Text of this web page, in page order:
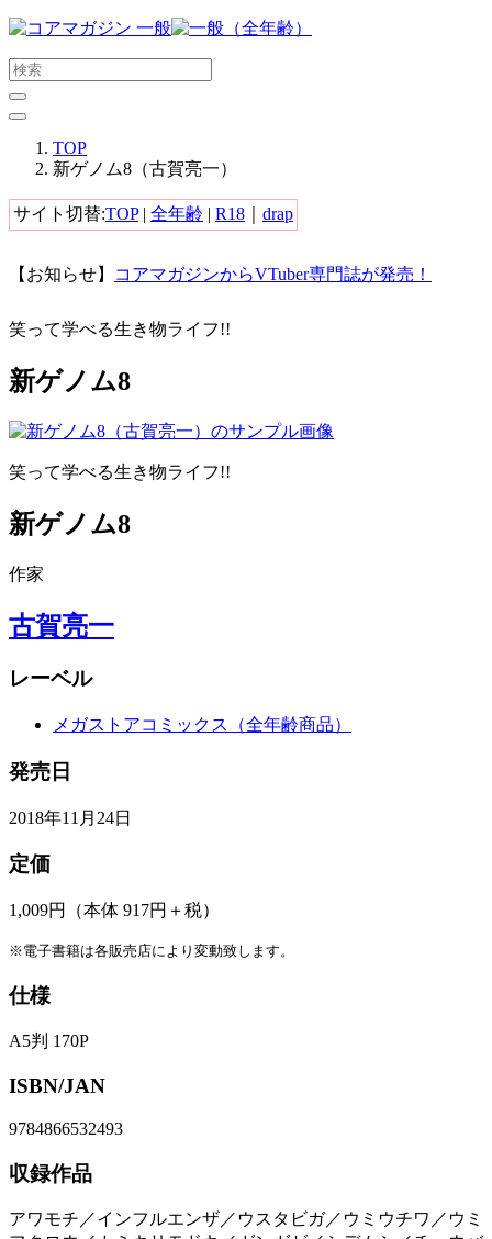
メ
ン
コ
ン
に
ス
ッ
す
TOP
新ゲノム8（古賀亮一）
サイト切替:TOP| 全年齢 | R18 drap
【お知らせ】 コアマガジンからVTuber専門誌が発売！
笑って学べる生き物ライフ!!
新ゲノム8
笑って学べる生き物ライフ!!
新ゲノム8
作家
古賀亮一
レーベル
メガストアコミックス（全年齢商品）
発売日
2018年11月24日
定価
1,009円 （本体 917円＋税）
※電子書籍は各販売店により変動致します。
仕様
A5判 170P
ISBN/JAN
9784866532493
収録作品
アワモチ／インフルエンザ／ウスタビガ／ウミウチワ／ウミ